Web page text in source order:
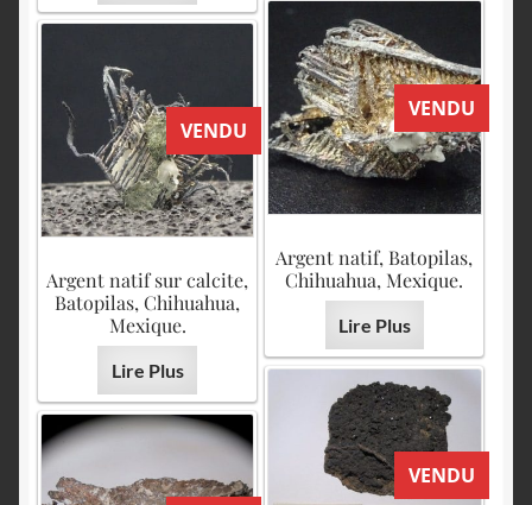
VENDU
Argent natif, Batopilas,
Chihuahua, Mexique.
Lire Plus
VENDU
Argent natif sur calcite,
Batopilas, Chihuahua,
Mexique.
Lire Plus
VENDU